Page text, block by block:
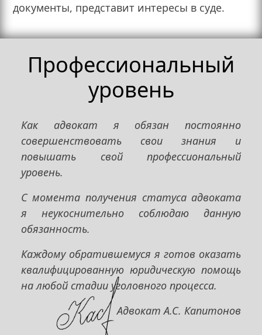
документы, представит интересы в суде.
Профессиональный
уровень
Как адвокат я обязан постоянно
совершенствовать свои знания и
повышать свой профессиональный
уровень.
С момента получения статуса адвоката
я неукоснительно соблюдаю данную
обязанность.
Каждому обратившемуся я готов оказать
квалифицированную юридическую помощь
на любой стадии уголовного процесса.
Адвокат А.С. Капитонов